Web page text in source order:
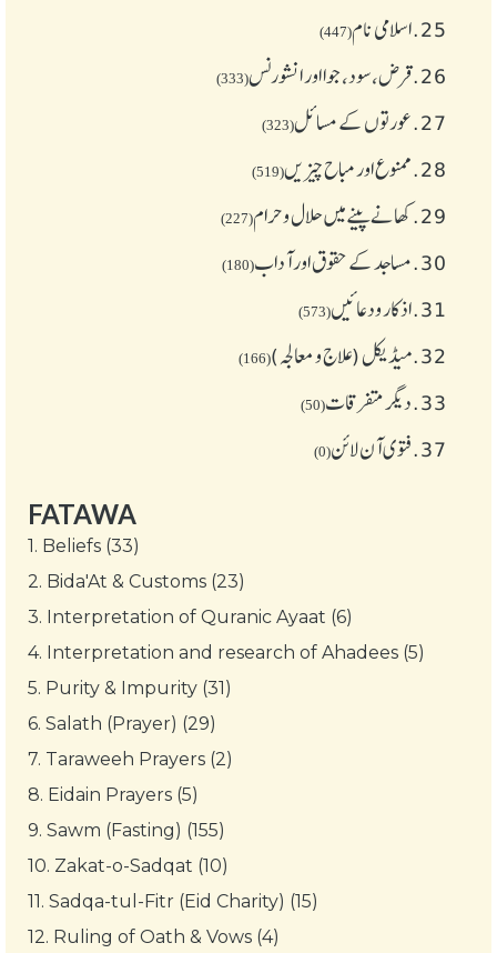
25. اسلامی نام(447)
26. قرض،سود، جوا اور انشورنس(333)
27. عورتوں کے مسائل(323)
28. ممنوع اور مباح چیز یں(519)
29. کھانے پینے میں حلال و حرام(227)
30. مساجد کے حقوق اور آداب(180)
31. اذکار ودعائیں(573)
32. میڈیکل (علاج و معالجہ)(166)
33. دیگر متفرقات(50)
37. فتوی آن لائن(0)
FATAWA
1. Beliefs (33)
2. Bida'At & Customs (23)
3. Interpretation of Quranic Ayaat (6)
4. Interpretation and research of Ahadees (5)
5. Purity & Impurity (31)
6. Salath (Prayer) (29)
7. Taraweeh Prayers (2)
8. Eidain Prayers (5)
9. Sawm (Fasting) (155)
10. Zakat-o-Sadqat (10)
11. Sadqa-tul-Fitr (Eid Charity) (15)
12. Ruling of Oath & Vows (4)